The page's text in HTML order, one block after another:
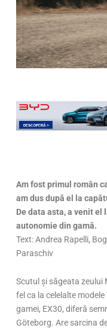
Am fost primul român
am dus după el la
De data asta, a venit el
autonomie din gamă.
Text: Andrea Rapelli,
Paraschiv
Scutul și săgeata zeului
fel ca la celelalte
gamei, EX30, diferă
Göteborg. Are sarcina